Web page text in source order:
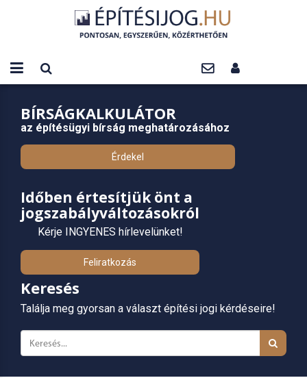
BÍRSÁGKALKULÁTOR
az építésügyi bírság meghatározásához
Érdekel
Időben értesítjük önt a
jogszabályváltozásokról
Kérje INGYENES hírlevelünket!
Feliratkozás
Keresés
Találja meg gyorsan a választ építési jogi kérdéseire!